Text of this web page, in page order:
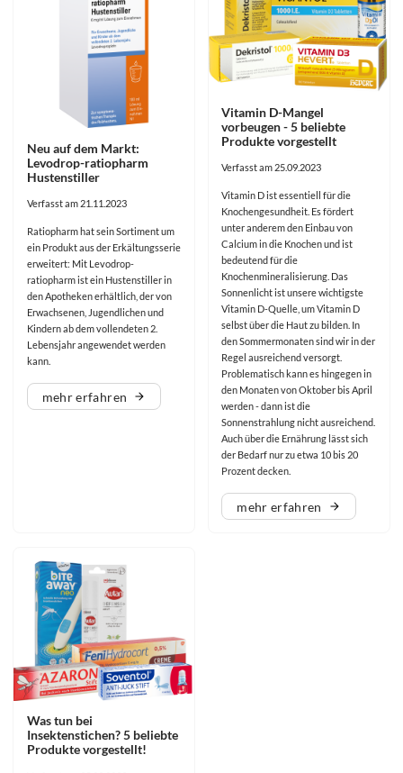
Neu auf dem Markt:
Levodrop-ratiopharm
Hustenstiller
Verfasst am 21.11.2023
Ratiopharm hat sein Sortiment um
ein Produkt aus der Erkältungsserie
erweitert: Mit Levodrop-
ratiopharm ist ein Hustenstiller in
den Apotheken erhältlich, der von
Erwachsenen, Jugendlichen und
Kindern ab dem vollendeten 2.
Lebensjahr angewendet werden
kann.
mehr erfahren
Vitamin D-Mangel
vorbeugen - 5 beliebte
Produkte vorgestellt
Verfasst am 25.09.2023
Vitamin D ist essentiell für die
Knochengesundheit. Es fördert
unter anderem den Einbau von
Calcium in die Knochen und ist
bedeutend für die
Knochenmineralisierung. Das
Sonnenlicht ist unsere wichtigste
Vitamin D-Quelle, um Vitamin D
selbst über die Haut zu bilden. In
den Sommermonaten sind wir in der
Regel ausreichend versorgt.
Problematisch kann es hingegen in
den Monaten von Oktober bis April
werden - dann ist die
Sonnenstrahlung nicht ausreichend.
Auch über die Ernährung lässt sich
der Bedarf nur zu etwa 10 bis 20
Prozent decken.
mehr erfahren
Was tun bei
Insektenstichen? 5 beliebte
Produkte vorgestellt!